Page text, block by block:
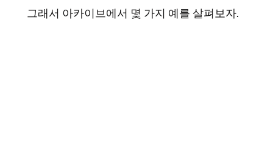
그래서 아카이브에서 몇 가지 예를 살펴보자.